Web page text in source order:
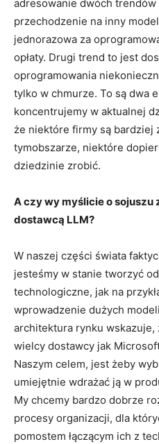
adresowanie dwóch
przechodzenie na inny
jednorazowa za
opłaty. Drugi trend to jest
oprogramowania
tylko w chmurze. To są dwa
koncentrujemy w aktualnej
że niektóre firmy są bardziej
tymobszarze, niektóre
dziedzinie zrobić.
A czy wy myślicie o sojuszu
dostawcą LLM?
W naszej części świata
jesteśmy w stanie tworzyć
technologiczne, jak na
wprowadzenie dużych
architektura rynku wskazuje,
wielcy dostawcy jak
Naszym celem, jest żeby
umiejętnie wdrażać ją w
My chcemy bardzo dobrze
procesy organizacji, dla
pomostem łączącym ich z